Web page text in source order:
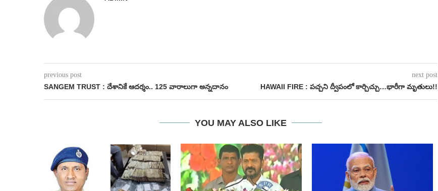
previous post
SANGEM TRUST : దేశానికే ఆదర్శం.. 125 వారాలుగా అన్నదానం
next post
HAWAII FIRE : పచ్చని ద్వీపంలో కార్చిచ్చు…భారీగా మృతులు!!
YOU MAY ALSO LIKE